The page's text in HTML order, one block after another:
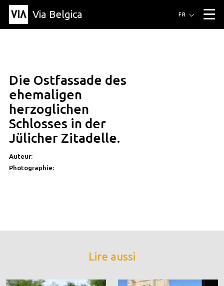
Via Belgica ▼
Article
Éducation
Recette
Amis
À propos de Via Belgica
À propos de via belgica
Organisation
Contact
Presse
Communes
FR
Die Ostfassade des
ehemaligen
herzoglichen
Schlosses in der
Jülicher Zitadelle.
Auteur:
Photographie:
Lire aussi